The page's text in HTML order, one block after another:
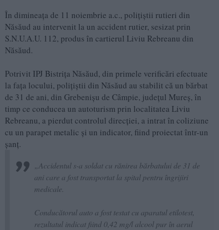
În dimineața de 11 noiembrie a.c., polițiștii rutieri din
Năsăud au intervenit la un accident rutier, sesizat prin
S.N.U.A.U. 112, produs în cartierul Liviu Rebreanu din
Năsăud.
Potrivit IPJ Bistrița Năsăud, din primele verificări efectuate
la fața locului, polițiștii din Năsăud au stabilit că un bărbat
de 31 de ani, din Grebenișu de Câmpie, județul Mureș, în
timp ce conducea un autoturism prin localitatea Liviu
Rebreanu, a pierdut controlul direcției, a intrat în coliziune
cu un parapet metalic și un indicator, fiind proiectat într-un
șanț.
„Accidentul s-a soldat cu rănirea bărbatului de 31 de
ani care a fost transportat la spital pentru îngrijiri
medicale.
Conducătorul auto a fost testat cu aparatul etilotest,
rezultatul indicat fiind 0,42 mg/l alcool pur în aerul